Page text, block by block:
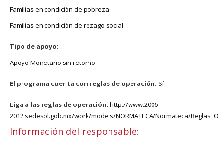
Familias en condición de pobreza
Familias en condición de rezago social
Tipo de apoyo:
Apoyo Monetario sin retorno
El programa cuenta con reglas de operación: Sí
Liga a las reglas de operación: http://www.2006-
2012.sedesol.gob.mx/work/models/NORMATECA/Normateca/
Información del responsable: